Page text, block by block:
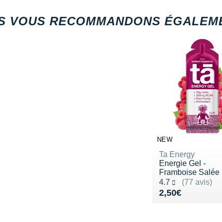
VOUS RECOMMANDONS
NEW
Ta Energy
Energie Gel -
Framboise Salée
4.7
(77 avis)
Noté 4.7 sur 5
2,50€
Vendu 2,50€